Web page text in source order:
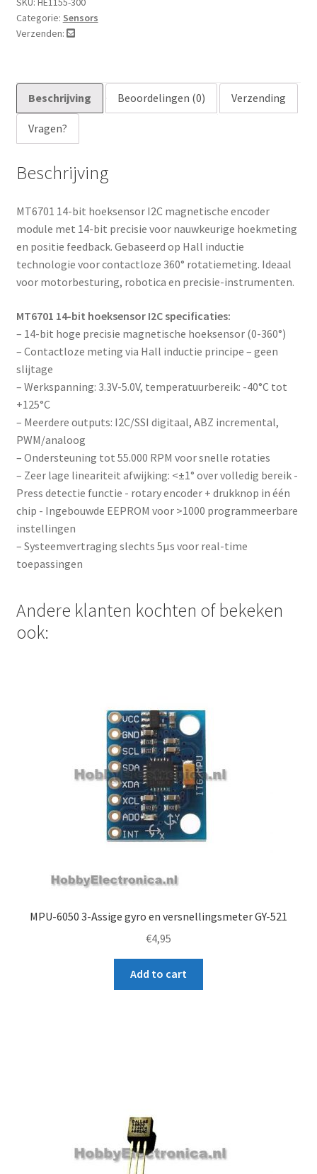
aantal
Categorie: Sensors
Verzenden:
Beschrijving Beoordelingen (0) Verzending
Vragen?
Beschrijving
MT6701 14-bit hoeksensor I2C magnetische encoder
module met 14-bit precisie voor nauwkeurige hoekmeting
en positie feedback. Gebaseerd op Hall inductie
technologie voor contactloze 360° rotatiemeting. Ideaal
voor motorbesturing, robotica en precisie-instrumenten.
MT6701 14-bit hoeksensor I2C specificaties:
– 14-bit hoge precisie magnetische hoeksensor (0-360°)
– Contactloze meting via Hall inductie principe – geen
slijtage
– Werkspanning: 3.3V-5.0V, temperatuurbereik: -40°C tot
+125°C
– Meerdere outputs: I2C/SSI digitaal, ABZ incremental,
PWM/analoog
– Ondersteuning tot 55.000 RPM voor snelle rotaties
– Zeer lage lineariteit afwijking: <±1° over volledig bereik -
Press detectie functie - rotary encoder + drukknop in één
chip - Ingebouwde EEPROM voor >1000 programmeerbare
instellingen
– Systeemvertraging slechts 5µs voor real-time
toepassingen
Andere klanten kochten of bekeken
ook:
MPU-6050 3-Assige gyro en versnellingsmeter GY-521
€4,95
Add to cart